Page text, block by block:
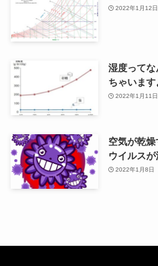
2022年1月12日
湿度って
ちゃいます
2022年1月11日
空気が乾
ウイルス
2022年1月8日